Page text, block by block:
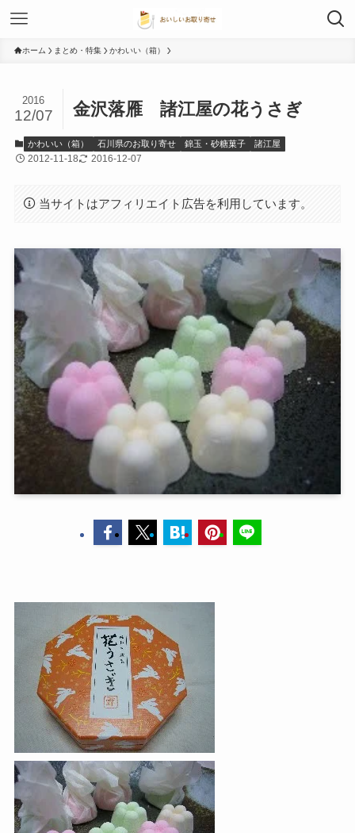
ホーム まとめ・特集 かわいい（箱）
金沢落雁 諸江屋の花うさぎ
2016
12/07
かわいい（箱） 石川県のお取り寄せ 錦玉・砂糖菓子 諸江屋
2012-11-18 2016-12-07
当サイトはアフィリエイト広告を利用しています。